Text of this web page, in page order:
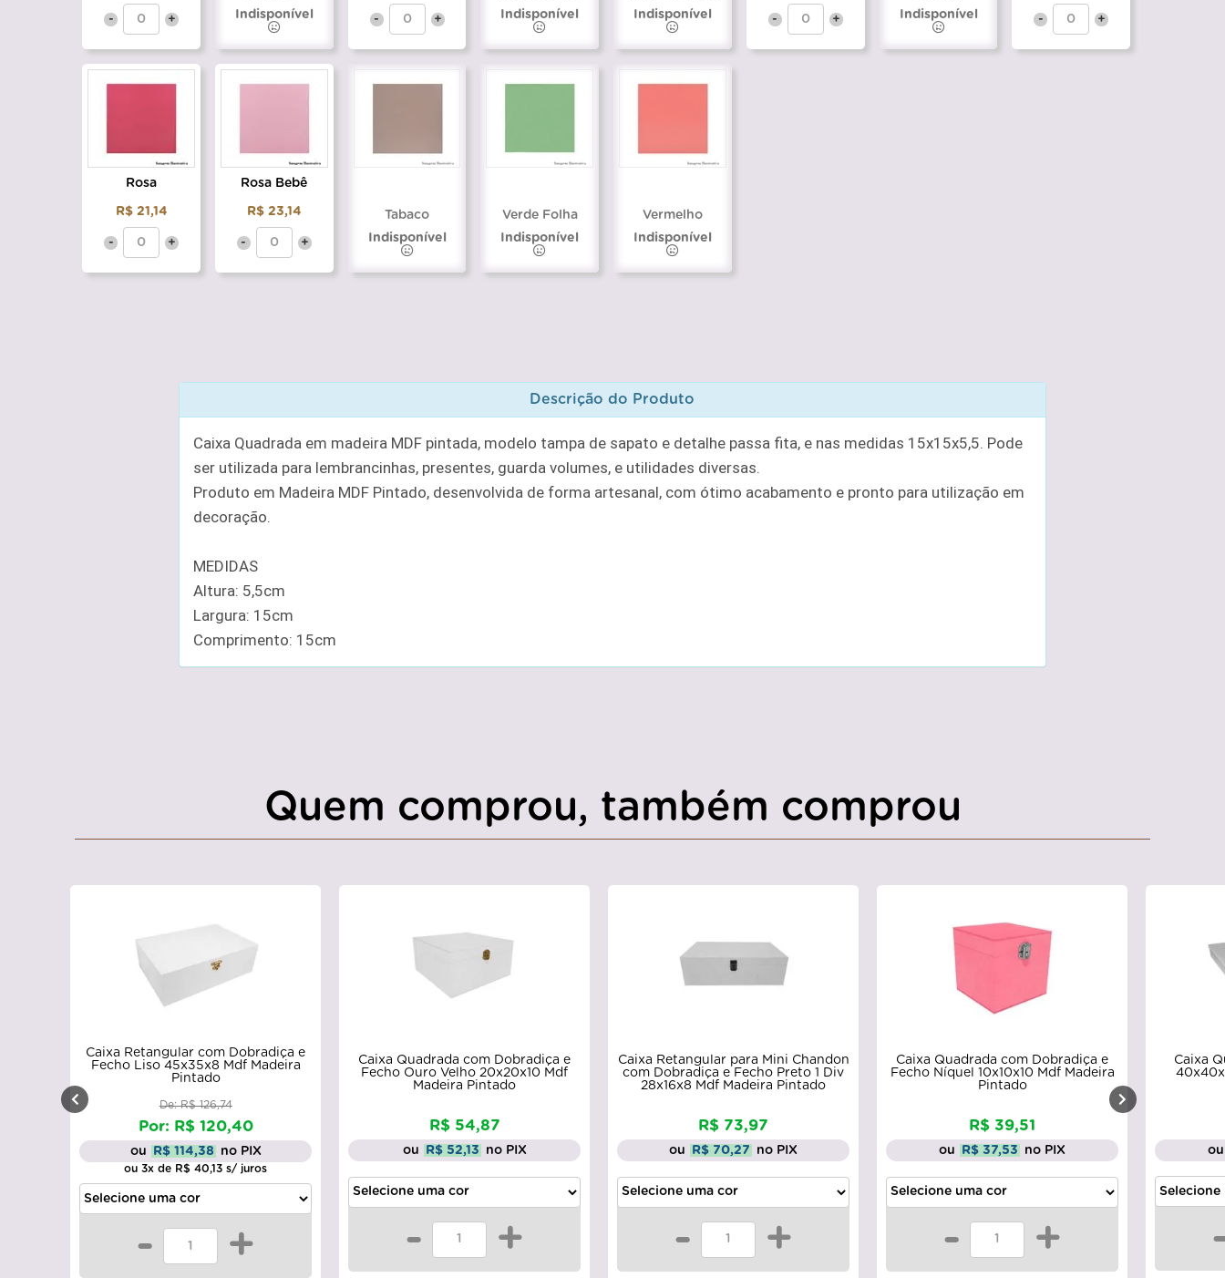
- +
Indisponível
- +
Indisponível
Indisponível
- +
Indisponível
- +
Rosa
R$ 21,14
- +
Rosa Bebê
R$ 23,14
- +
Tabaco
Indisponível
Verde Folha
Indisponível
Vermelho
Indisponível
Descrição do Produto
Caixa Quadrada em madeira MDF pintada, modelo tampa de sapato e detalhe passa fita, e nas medidas 15x15x5,5. Pode
ser utilizada para lembrancinhas, presentes, guarda volumes, e utilidades diversas.
Produto em Madeira MDF Pintado, desenvolvida de forma artesanal, com ótimo acabamento e pronto para utilização em
decoração.
MEDIDAS
Altura: 5,5cm
Largura: 15cm
Comprimento: 15cm
Quem comprou, também comprou
Caixa Quadrada com Dobradiça e
Fecho Ouro Velho 20x20x10 Mdf
Madeira Pintado
R$ 54,87
ou R$ 52,13 no PIX
- +
Caixa Retangular para Mini Chandon
com Dobradiça e Fecho Preto 1 Div
28x16x8 Mdf Madeira Pintado
R$ 73,97
ou R$ 70,27 no PIX
- +
Caixa Quadrada com Dobradiça e
Fecho Níquel 10x10x10 Mdf Madeira
Pintado
R$ 39,51
ou R$ 37,53 no PIX
- +
Caixa Quadrada Tampa Sapato
40x40x5 Mdf Madeira Pintado
R$ 71,50
ou R$ 67,93 no PIX
- +